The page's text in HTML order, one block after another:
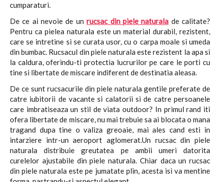
cumparaturi.
De ce ai nevoie de unrucsac din piele naturala de calitate?
Pentru ca pielea naturala este un material durabil, rezistent,
care se intretine si se curata usor, cu o carpa moale si umeda
din bumbac. Rucsacul din piele naturala este rezistent la apa si
la caldura, oferindu-ti protectia lucrurilor pe care le porti cu
tine si libertate de miscare indiferent de destinatia aleasa.
De ce sunt rucsacurile din piele naturala gentile preferate de
catre iubitorii de vacante si calatorii si de catre persoanele
care imbratiseaza un stil de viata outdoor? In primul rand iti
ofera libertate de miscare, nu mai trebuie sa ai blocata o mana
tragand dupa tine o valiza greoaie, mai ales cand esti in
intarziere intr-un aeroport aglomerat.Un rucsac din piele
naturala distribuie greutatea pe ambii umeri datorita
curelelor ajustabile din piele naturala. Chiar daca un rucsac
din piele naturala este pe jumatate plin, acesta isi va mentine